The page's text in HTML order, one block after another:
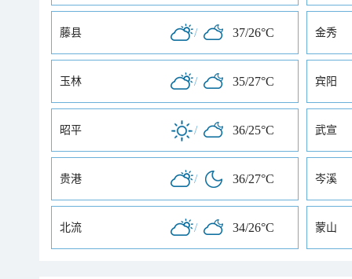
藤县 / 37/26°C 金秀
玉林 / 35/27°C 宾阳
昭平 / 36/25°C 武宣
贵港 / 36/27°C 岑溪
北流 / 34/26°C 蒙山